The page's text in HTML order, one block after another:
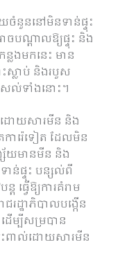
ចំនួន​នៅ​មិន​ទាន់​ផ្ទុះ
បណ្តាល​ឱ្យ​ផ្ទុះ និង​
ន្លង​មកនេះ មាន​
ស្លាប់ និង​របួស
ល់​ទាំងនោះ​។
ដោយសារ​មីន និង​
ារ៉េ​ទៀត ដែល​មិន​
យ​មាន​មីន និង​
ន់​ផ្ទុះ បន្សល់​ពី​
ត ធ្វើ​ឱ្យ​ការ​គំរាម
ដ្ឋាភិបាល​បង្កើន​
ើម្បី​សម្របាន​
ះពាល់​ដោយសារ​មីន